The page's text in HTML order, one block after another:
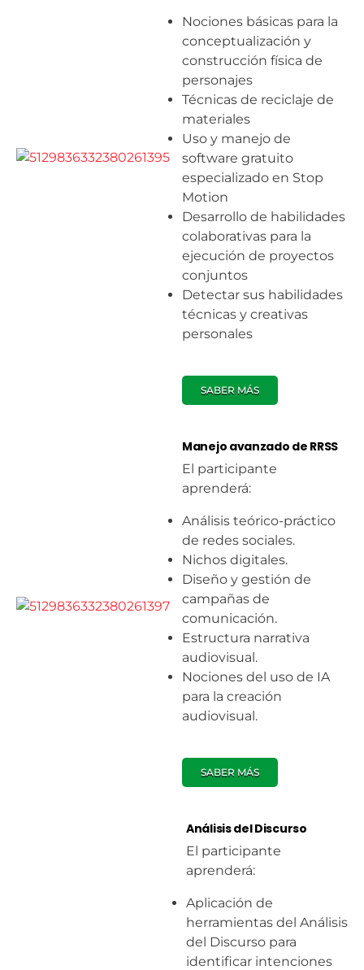
Nociones básicas para la
conceptualización y
construcción física de
personajes
Técnicas de reciclaje de
materiales
Uso y manejo de
software gratuito
especializado en Stop
Motion
Desarrollo de habilidades
colaborativas para la
ejecución de proyectos
conjuntos
Detectar sus habilidades
técnicas y creativas
personales
SABER MÁS
Manejo avanzado de RRSS
El participante
aprenderá:
Análisis teórico-práctico
de redes sociales.
Nichos digitales.
Diseño y gestión de
campañas de
comunicación.
Estructura narrativa
audiovisual.
Nociones del uso de IA
para la creación
audiovisual.
SABER MÁS
Análisis del Discurso
El participante
aprenderá:
Aplicación de
herramientas del Análisis
del Discurso para
identificar intenciones